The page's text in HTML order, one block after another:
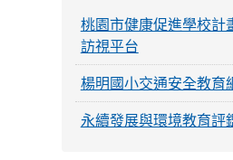
桃園市健康促進學校計
訪視平台
楊明國小交通安全教育
永續發展與環境教育評